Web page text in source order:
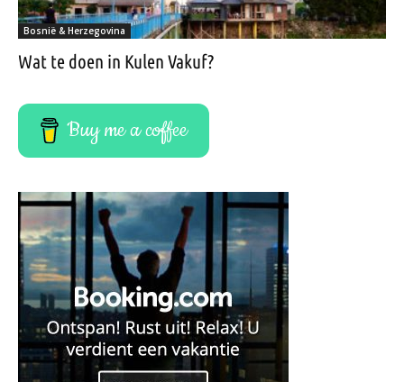
Bosnië & Herzegovina
Wat te doen in Kulen Vakuf?
Buy me a coffee